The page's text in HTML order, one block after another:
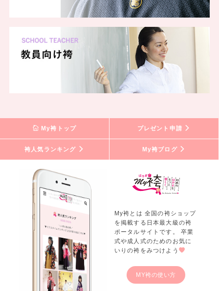
My袴トップ プレゼント申請
袴人気ランキング My袴ブログ
My袴とは 全国の袴ショップ
を掲載する日本最大級の袴
ポータルサイトです。 卒業
式や成人式のためのお気に
いりの袴をみつけよう
MY袴の使い方